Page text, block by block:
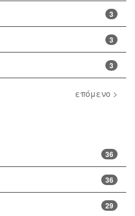
3
3
3
επόμενο >
36
36
29